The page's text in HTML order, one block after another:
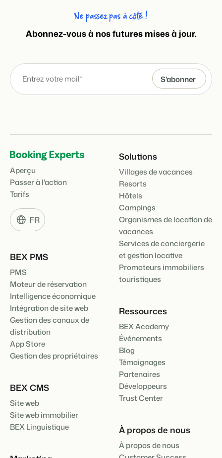
Ne passez pas à côté !
Abonnez-vous à nos futures mises à jour.
Aperçu
Passer à l'action
Tarifs
FR
BEX PMS
PMS
Moteur de réservation
Intelligence économique
Intégration de site web
Gestion des canaux de
distribution
App Store
Gestion des propriétaires
BEX CMS
Site web
Site web immobilier
BEX Linguistique
Solutions
Villages de vacances
Resorts
Hôtels
Campings
Organismes de location de
vacances
Services de conciergerie
et gestion locative
Promoteurs immobiliers
touristiques
Ressources
BEX Academy
Événements
Blog
Témoignages
Partenaires
Développeurs
Trust Center
À propos de nous
À propos de nous